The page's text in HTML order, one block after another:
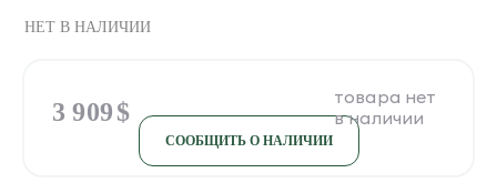
НЕТ В НАЛИЧИИ
3 909$
СООБЩИТЬ О НАЛИЧИИ